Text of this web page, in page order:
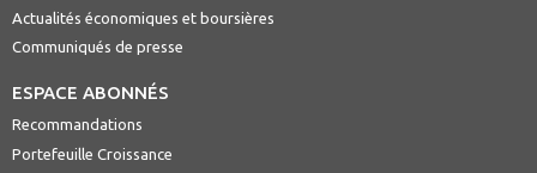
Actualités économiques et boursières
Communiqués de presse
ESPACE ABONNÉS
Recommandations
Portefeuille Croissance